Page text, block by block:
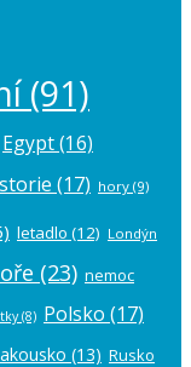
(91)
Egypt(16)
(17) hory (9)
letadlo (12) Londýn
(23) nemoc
(8) Polsko (17)
(13) Rusko